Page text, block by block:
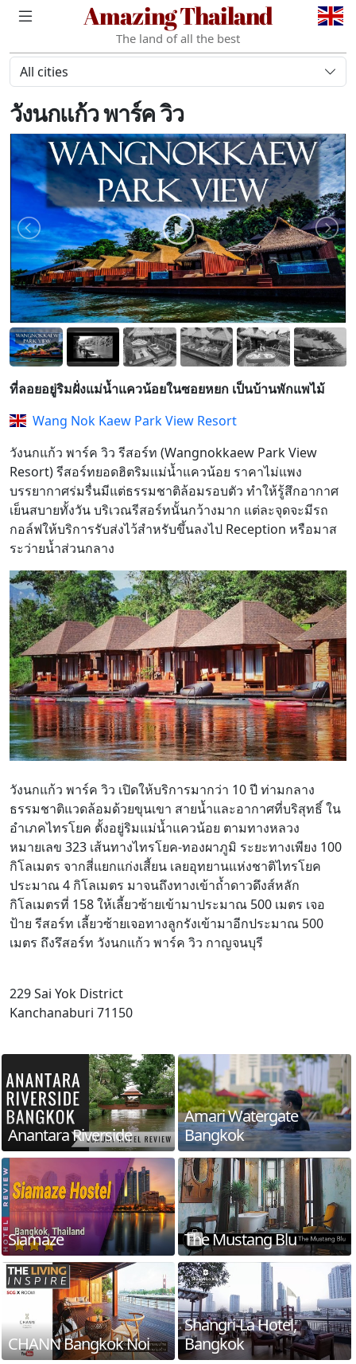
Amazing Thailand
The land of all the best
All cities
วังนกแก้ว พาร์ค วิว
ที่ลอยอยู่ริมฝั่งแม่น้ำแควน้อยในซอยหยก เป็นบ้านพักแพไม้
Wang Nok Kaew Park View Resort
วังนกแก้ว พาร์ค วิว รีสอร์ท (Wangnokkaew Park View
Resort) รีสอร์ทยอดฮิตริมแม่น้ำแควน้อย ราคาไม่แพง
บรรยากาศร่มรื่นมีแต่ธรรมชาติล้อมรอบตัว ทำให้รู้สึกอากาศ
เย็นสบายทั้งวัน บริเวณรีสอร์ทนั้นกว้างมาก แต่ละจุดจะมีรถ
กอล์ฟให้บริการรับส่งไว้สำหรับขึ้นลงไป Reception หรือมาส
ระว่ายน้ำส่วนกลาง
วังนกแก้ว พาร์ค วิว เปิดให้บริการมากว่า 10 ปี ท่ามกลาง
ธรรมชาติแวดล้อมด้วยขุนเขา สายน้ำและอากาศที่บริสุทธิ์ ใน
อำเภคไทรโยค ตั้งอยู่ริมแม่น้ำแควน้อย ตามทางหลวง
หมายเลข 323 เส้นทางไทรโยค-ทองผาภูมิ ระยะทางเพียง 100
กิโลเมตร จากสี่แยกแก่งเสี้ยน เลยอุทยานแห่งชาติไทรโยค
ประมาณ 4 กิโลเมตร มาจนถึงทางเข้าถ้ำดาวดึงส์หลัก
กิโลเมตรที่ 158 ให้เลี้ยวซ้ายเข้ามาประมาณ 500 เมตร เจอ
ป้าย รีสอร์ท เลี้ยวซ้ายเจอทางลูกรังเข้ามาอีกประมาณ 500
เมตร ถึงรึสอร์ท วังนกแก้ว พาร์ค วิว กาญจนบุรี
229 Sai Yok District
Kanchanaburi 71150
Anantara Riverside
Amari Watergate
Bangkok
Siamaze The Mustang Blu
CHANN Bangkok Noi
Shangri-La Hotel,
Bangkok